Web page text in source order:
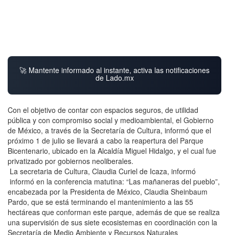
🚀 Mantente informado al instante, activa las notificaciones
de Lado.mx
Con el objetivo de contar con espacios seguros, de utilidad
pública y con compromiso social y medioambiental, el Gobierno
de México, a través de la Secretaría de Cultura, informó que el
próximo 1 de julio se llevará a cabo la reapertura del Parque
Bicentenario, ubicado en la Alcaldía Miguel Hidalgo, y el cual fue
privatizado por gobiernos neoliberales.
La secretaria de Cultura, Claudia Curiel de Icaza, informó
informó en la conferencia matutina: “Las mañaneras del pueblo”,
encabezada por la Presidenta de México, Claudia Sheinbaum
Pardo, que se está terminando el mantenimiento a las 55
hectáreas que conforman este parque, además de que se realiza
una supervisión de sus siete ecosistemas en coordinación con la
Secretaría de Medio Ambiente y Recursos Naturales